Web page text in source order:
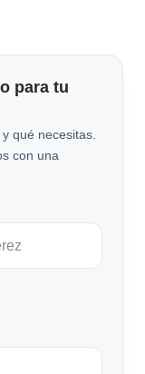
para tu
qué necesitas.
con una